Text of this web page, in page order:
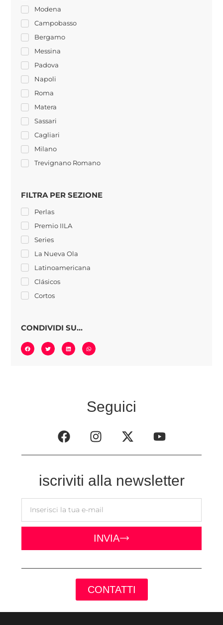
Modena
Campobasso
Bergamo
Messina
Padova
Napoli
Roma
Matera
Sassari
Cagliari
Milano
Trevignano Romano
FILTRA PER SEZIONE
Perlas
Premio IILA
Series
La Nueva Ola
Latinoamericana
Clásicos
Cortos
CONDIVIDI SU...
Seguici
iscriviti alla newsletter
INVIA
CONTATTI